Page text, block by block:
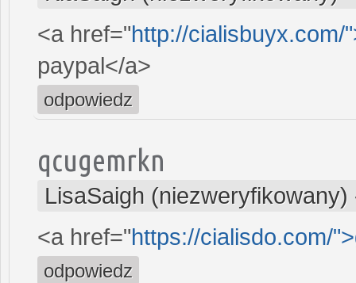
<a href="http://cialisbuyx.com/
paypal</a>
odpowiedz
qcugemrkn
LisaSaigh (niezweryfikowany)
<a href="https://cialisdo.com/
odpowiedz